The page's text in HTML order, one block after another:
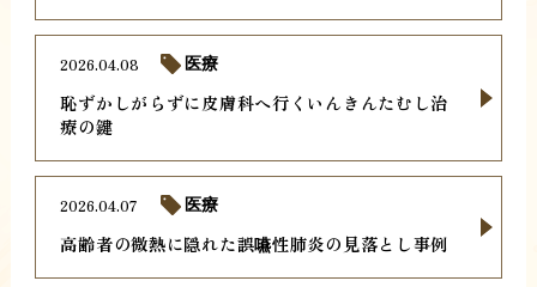
恥ずかしがらずに皮膚科へ行くいんきんたむし治
療の鍵
2026.04.08 医療
高齢者の微熱に隠れた誤嚥性肺炎の見落とし事例
2026.04.07 医療